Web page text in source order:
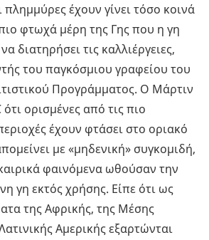
πλημμύρες έχουν γίνει τόσο κοινά
φτωχά μέρη της Γης που η γη
διατηρήσει τις καλλιέργειες,
του παγκόσμιου γραφείου του
Προγράμματος. Ο Μάρτιν
ορισμένες από τις πιο
έχουν φτάσει στο οριακό
με «μηδενική» συγκομιδή,
φαινόμενα ωθούσαν την
γη εκτός χρήσης. Είπε ότι ως
της Αφρικής, της Μέσης
Αμερικής εξαρτώνται